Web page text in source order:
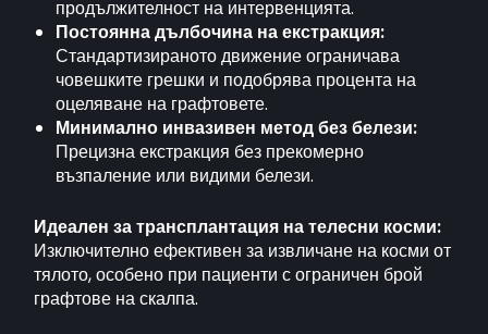
продължителност на интервенцията.
Постоянна дълбочина на екстракция:
Стандартизираното движение ограничава
човешките грешки и подобрява процента на
оцеляване на графтовете.
Минимално инвазивен метод без белези:
Прецизна екстракция без прекомерно
възпаление или видими белези.
Идеален за трансплантация на телесни косми:
Изключително ефективен за извличане на косми от
тялото, особено при пациенти с ограничен брой
графтове на скалпа.